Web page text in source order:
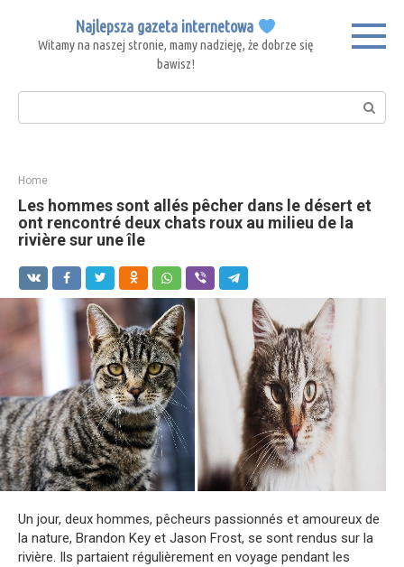
content
Najlepsza gazeta internetowa
Witamy na naszej stronie, mamy nadzieję, że dobrze się
bawisz!
Search:
Home
Les hommes sont allés pêcher dans le désert et
ont rencontré deux chats roux au milieu de la
rivière sur une île
Un jour, deux hommes, pêcheurs passionnés et amoureux de
la nature, Brandon Key et Jason Frost, se sont rendus sur la
rivière. Ils partaient régulièrement en voyage pendant les